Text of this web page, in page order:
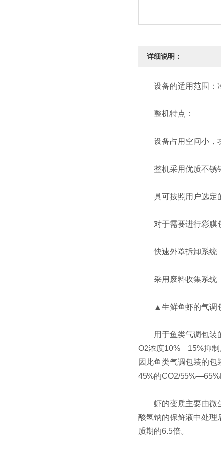
详细说明：
设备的适用范围：冷
整机特点：
设备占用空间小，
整机采用优质不锈钢
具可按照用户选定
对于需要进行彩膜包
快速外罩拆卸系统
采用废料收集系统
▲生鲜鱼虾的气调
用于鱼类气调包装的
O2浓度10%—15%抑制
因此鱼类气调包装的
45%的CO2/
虾的变质主要由微生
酸氢钠的保鲜液中处理
质期的6.5倍。